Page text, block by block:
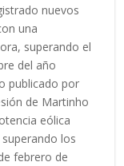
nuevos
una
superando el
del año
publicado por
de Martinho
eólica
los
febrero de